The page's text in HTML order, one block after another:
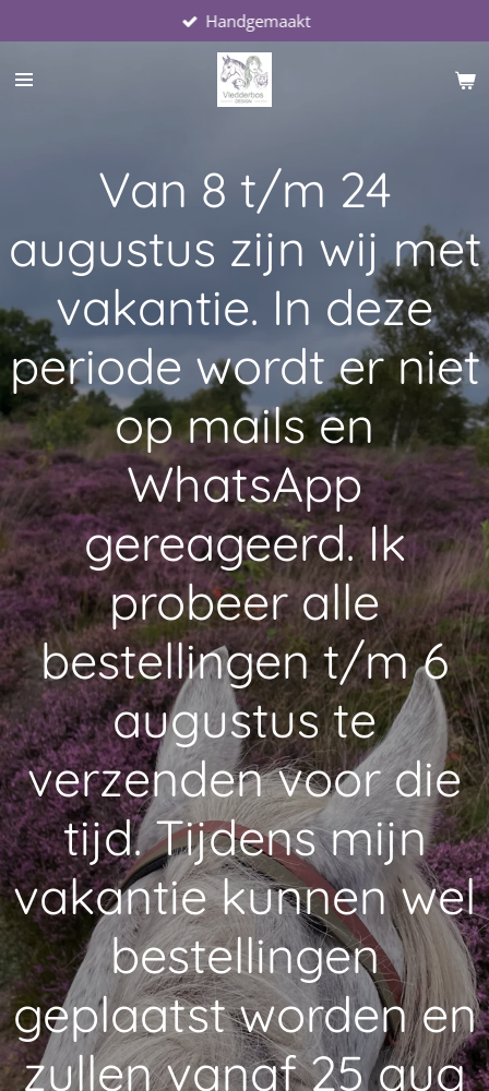
direct
naar
Handgemaakt
Van 8 t/m 24
augustus zijn wij met
vakantie. In deze
periode wordt er niet
op mails en
WhatsApp
gereageerd. Ik
probeer alle
bestellingen t/m 6
augustus te
verzenden voor die
tijd. Tijdens mijn
vakantie kunnen wel
bestellingen
geplaatst worden en
zullen vanaf 25 aug